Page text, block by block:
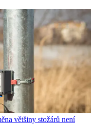
většiny stožárů není